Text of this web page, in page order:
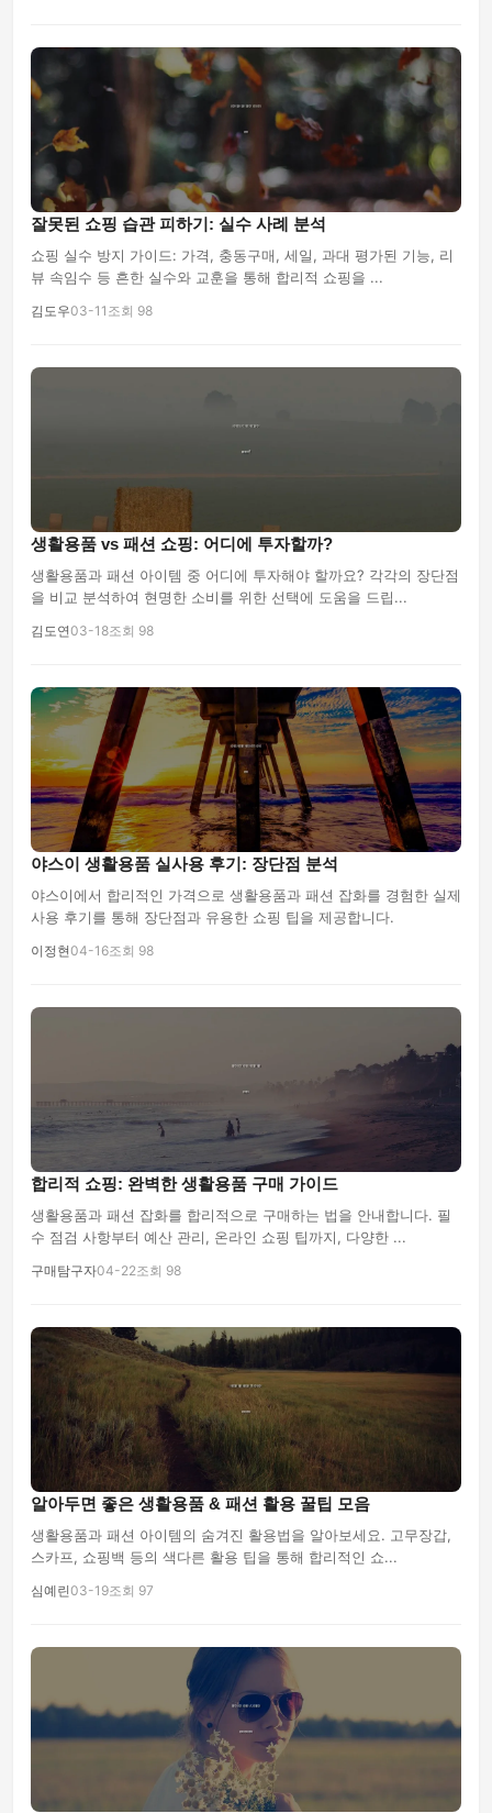
잘못된 쇼핑 습관 피하기: 실수 사례 분석
쇼핑 실수 방지 가이드: 가격, 충동구매, 세일, 과대 평가된 기능, 리
뷰 속임수 등 흔한 실수와 교훈을 통해 합리적 쇼핑을 ...
김도우03-11 조회 98
생활용품 vs 패션 쇼핑: 어디에 투자할까?
생활용품과 패션 아이템 중 어디에 투자해야 할까요? 각각의 장단점
을 비교 분석하여 현명한 소비를 위한 선택에 도움을 드립...
김도연03-18조회 98
야스이 생활용품 실사용 후기: 장단점 분석
야스이에서 합리적인 가격으로 생활용품과 패션 잡화를 경험한 실제
사용 후기를 통해 장단점과 유용한 쇼핑 팁을 제공합니다.
이정현04-16조회 98
합리적 쇼핑: 완벽한 생활용품 구매 가이드
생활용품과 패션 잡화를 합리적으로 구매하는 법을 안내합니다. 필
수 점검 사항부터 예산 관리, 온라인 쇼핑 팁까지, 다양한 ...
구매탐구자04-22조회 98
알아두면 좋은 생활용품 & 패션 활용 꿀팁 모음
생활용품과 패션 아이템의 숨겨진 활용법을 알아보세요. 고무장갑,
스카프, 쇼핑백 등의 색다른 활용 팁을 통해 합리적인 쇼...
심예린03-19조회 97